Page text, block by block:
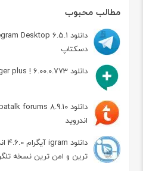
مطالب محبوب
دسکتاپ
دانلود messenger plus ! 6.00.0.773 مسنجر مایکروسافت
اندروید
ترین و امن ترین نسخه